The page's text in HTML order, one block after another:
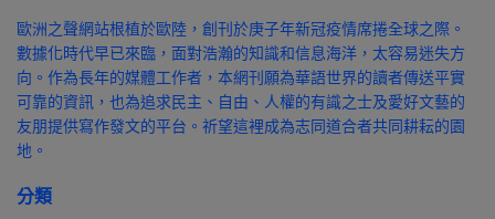
歐洲之聲網站根植於歐陸，創刊於庚子年新冠疫情席捲全球之際。
數據化時代早已來臨，面對浩瀚的知識和信息海洋，太容易迷失方
向。作為長年的媒體工作者，本網刊願為華語世界的讀者傳送平實
可靠的資訊，也為追求民主、自由、人權的有識之士及愛好文藝的
友朋提供寫作發文的平台。祈望這裡成為志同道合者共同耕耘的園
地。
分類